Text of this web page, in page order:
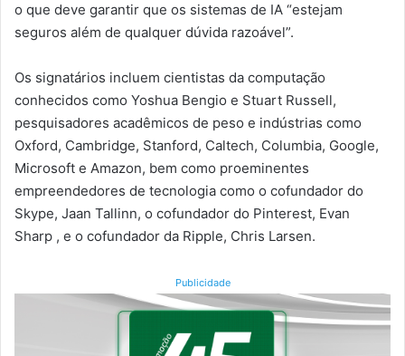
o que deve garantir que os sistemas de IA “estejam
seguros além de qualquer dúvida razoável”.
Os signatários incluem cientistas da computação
conhecidos como Yoshua Bengio e Stuart Russell,
pesquisadores ​​acadêmicos de peso e indústrias como
Oxford, Cambridge, Stanford, Caltech, Columbia, Google,
Microsoft e Amazon, bem como proeminentes
empreendedores de tecnologia como o cofundador do
Skype, Jaan Tallinn, o cofundador do Pinterest, Evan
Sharp , e o cofundador da Ripple, Chris Larsen.
Publicidade